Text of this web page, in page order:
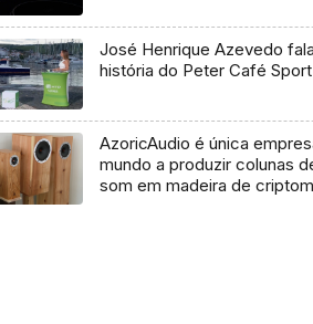
José Henrique Azevedo
história do Peter Café Sport
AzoricAudio é única
mundo a produzir colunas
som em madeira de